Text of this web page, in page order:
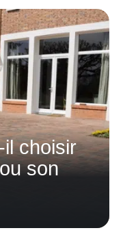
choisir
son